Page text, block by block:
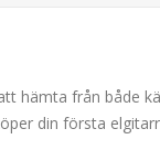
hämta från både
din första